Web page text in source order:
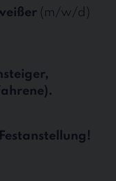
(m/w/d)
Festanstellung!